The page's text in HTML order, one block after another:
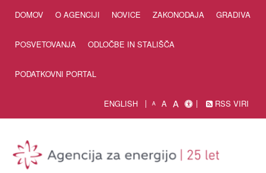
DOMOV O AGENCIJI NOVICE ZAKONODAJA GRADIVA
POSVETOVANJA ODLOČBE IN STALIŠČA
PODATKOVNI PORTAL
ENGLISH A A A RSS VIRI